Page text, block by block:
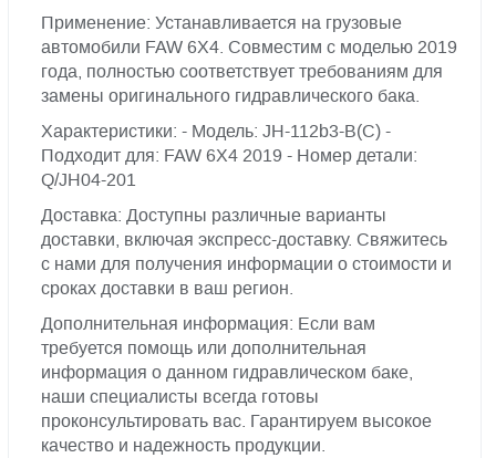
Применение: Устанавливается на грузовые
автомобили FAW 6X4. Совместим с моделью 2019
года, полностью соответствует требованиям для
замены оригинального гидравлического бака.
Характеристики: - Модель: JH-112b3-B(C) -
Подходит для: FAW 6X4 2019 - Номер детали:
Q/JH04-201
Доставка: Доступны различные варианты
доставки, включая экспресс-доставку. Свяжитесь
с нами для получения информации о стоимости и
сроках доставки в ваш регион.
Дополнительная информация: Если вам
требуется помощь или дополнительная
информация о данном гидравлическом баке,
наши специалисты всегда готовы
проконсультировать вас. Гарантируем высокое
качество и надежность продукции.